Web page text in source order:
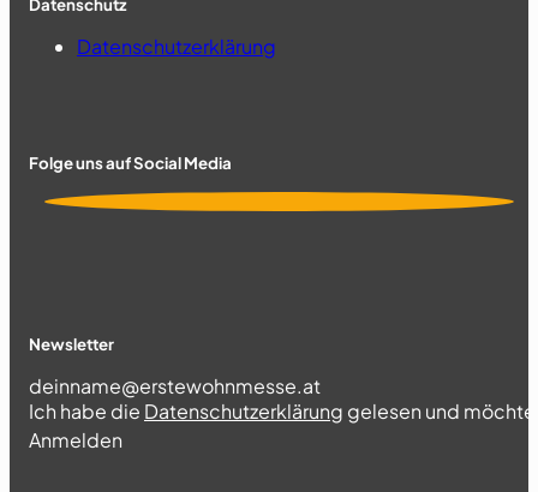
Datenschutz
Datenschutzerklärung
Folge uns auf Social Media
Newsletter
Section
Ich habe die Datenschutzerklärung gelesen und
Abschnitt
Anmelden